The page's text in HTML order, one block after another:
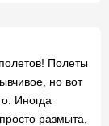
Полеты
но вот
Иногда
размыта,